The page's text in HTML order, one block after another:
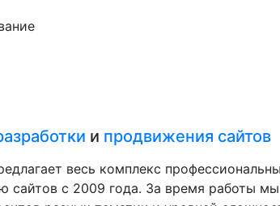
и продвижения сайтов
весь комплекс
сайтов с 2009 года. За время работы